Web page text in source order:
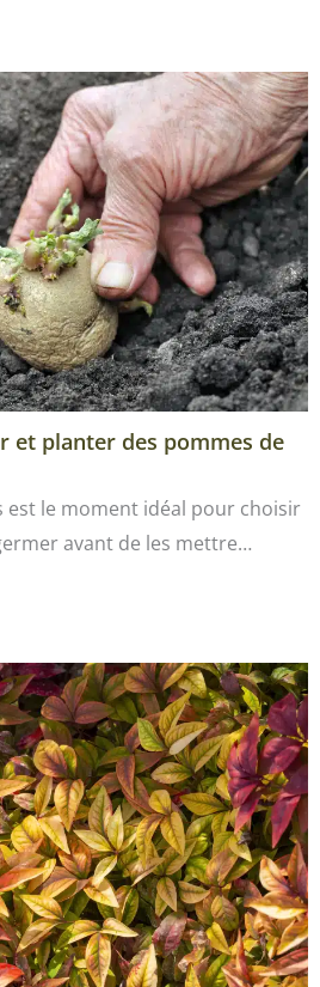
et planter des pommes de
est le moment idéal pour choisir
avant de les mettre…